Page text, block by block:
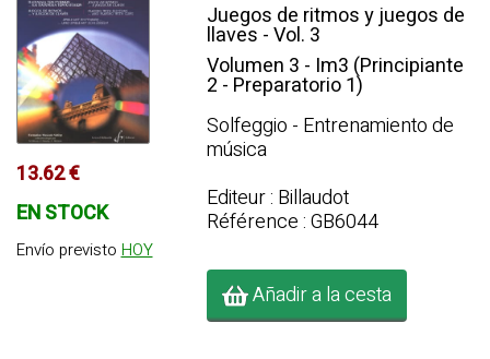
13.62 €
EN STOCK
Envío previsto HOY
Juegos de ritmos y juegos de
llaves - Vol. 3
Volumen 3 - Im3 (Principiante
2 - Preparatorio 1)
Solfeggio - Entrenamiento de
música
Editeur : Billaudot
Référence : GB6044
Añadir a la cesta